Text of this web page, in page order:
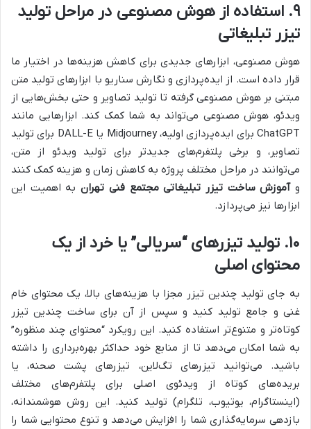
۹. استفاده از هوش مصنوعی در مراحل تولید
تیزر تبلیغاتی
هوش مصنوعی، ابزارهای جدیدی برای کاهش هزینه‌ها در اختیار ما
قرار داده است. از ایده‌پردازی و نگارش سناریو با ابزارهای تولید متن
مبتنی بر هوش مصنوعی گرفته تا تولید تصاویر و حتی بخش‌هایی از
ویدئو، هوش مصنوعی می‌تواند به شما کمک کند. ابزارهایی مانند
ChatGPT برای ایده‌پردازی اولیه، Midjourney یا DALL-E برای تولید
تصاویر، و برخی پلتفرم‌های جدیدتر برای تولید ویدئو از متن،
می‌توانند در مراحل مختلف پروژه به کاهش زمان و هزینه کمک کنند
وآموزش ساخت تیزر تبلیغاتی مجتمع فنی تهرانبه اهمیت این
ابزارها نیز می‌پردازد.
۱۰. تولید تیزرهای “سریالی” یا خرد از یک
محتوای اصلی
به جای تولید چندین تیزر مجزا با هزینه‌های بالا، یک محتوای خام
غنی و جامع تولید کنید و سپس از آن برای ساخت چندین تیزر
کوتاه‌تر و متنوع‌تر استفاده کنید. این رویکرد “محتوای چند منظوره”
به شما امکان می‌دهد تا از منابع خود حداکثر بهره‌برداری را داشته
باشید. می‌توانید تیزرهای تگ‌لاین، تیزرهای پشت صحنه، یا
بریده‌های کوتاه از ویدئوی اصلی برای پلتفرم‌های مختلف
(اینستاگرام، یوتیوب، تلگرام) تولید کنید. این روش هوشمندانه،
بازدهی سرمایه‌گذاری شما را افزایش می‌دهد و تنوع محتوایی شما را